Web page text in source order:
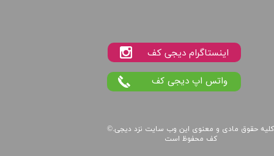
©. کلیه حقوق مادی و معنوی این وب سایت نزددیجی
کف محفوظ است
واتس اپ دیجی کف